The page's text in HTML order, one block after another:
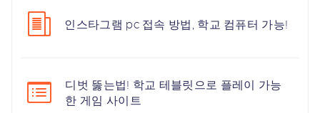
인스타그램 pc 접속 방법, 학교 컴퓨터 가능!
디벗 뚫는법! 학교 테블릿으로 플레이 가능
한 게임 사이트